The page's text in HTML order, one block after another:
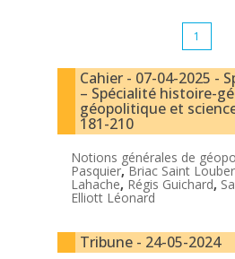
1
Cahier - 07-04-2025 -
– Spécialité histoire-
géopolitique et
181-210
Notions générales de
Pasquier,Briac Saint
Lahache, Régis Guichard,
Elliott Léonard
Tribune - 24-05-2024